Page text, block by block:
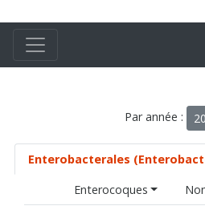
Par année :
Enterobacterales
Enterocoques